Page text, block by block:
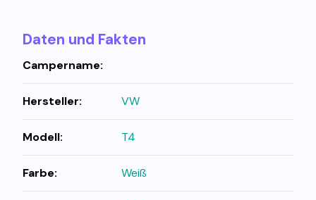
Daten und Fakten
Campername:
Hersteller: VW
Modell: T4
Farbe: Weiß